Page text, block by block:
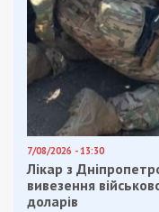
З того
підвищення
йшлось, що
зможуть вийти на
Решті
Але коли
ніхто не міг
постраждають
пандемії,
до втрати